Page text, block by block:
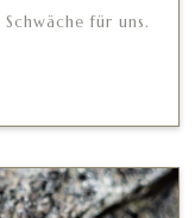
für uns.